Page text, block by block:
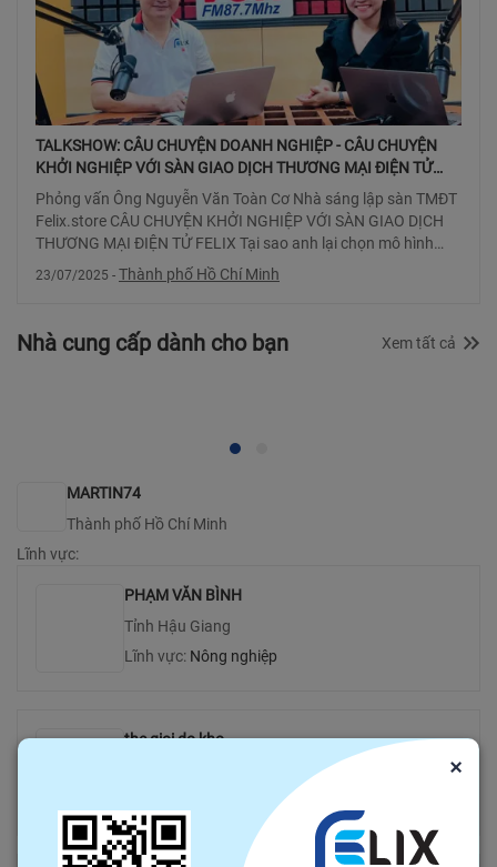
TALKSHOW: CÂU CHUYỆN DOANH NGHIỆP - CÂU CHUYỆN
KHỞI NGHIỆP VỚI SÀN GIAO DỊCH THƯƠNG MẠI ĐIỆN TỬ
FELIX
Phỏng vấn Ông Nguyễn Văn Toàn Cơ Nhà sáng lập sàn TMĐT
Felix.store CÂU CHUYỆN KHỞI NGHIỆP VỚI SÀN GIAO DỊCH
THƯƠNG MẠI ĐIỆN TỬ FELIX Tại sao anh lại chọn mô hình
sàn TMĐT trong khi thị trường đã có
23/07/2025 - Thành phố Hồ Chí Minh
Nhà cung cấp dành cho bạn Xem tất cả
MARTIN74
Thành phố Hồ Chí Minh
Lĩnh vực:
PHẠM VĂN BÌNH
Tỉnh Hậu Giang
Lĩnh vực: Nông nghiệp
the gioi do kho
×